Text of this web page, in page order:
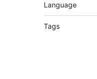
Language
Tags